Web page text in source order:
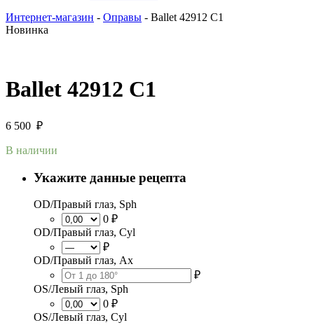
Интернет-магазин - Оправы - Ballet 42912 C1
Новинка
Ballet 42912 C1
6 500 ₽
В наличии
Укажите данные рецепта
OD/Правый глаз, Sph
0 ₽
OD/Правый глаз, Cyl
₽
OD/Правый глаз, Ax
₽
OS/Левый глаз, Sph
0 ₽
OS/Левый глаз, Cyl